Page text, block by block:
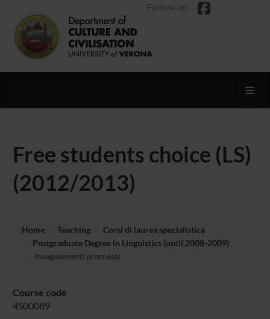
Follow on
Free students choice (LS)
(2012/2013)
Home Teaching
Corsi di laurea specialistica
Postgraduate Degree in Linguistics (until 2008-2009)
Insegnamenti promessi
Course code
4S00089